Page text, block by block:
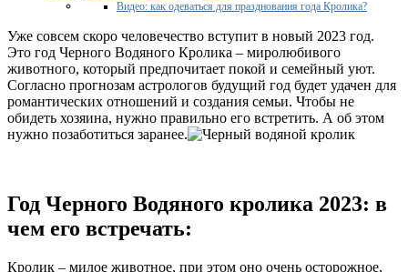
Видео: как одеваться для празднования года Кролика?
Уже совсем скоро человечество вступит в новый 2023 год.
Это год Черного Водяного Кролика – миролюбивого
животного, который предпочитает покой и семейный уют.
Согласно прогнозам астрологов будущий год будет удачен для
романтических отношений и создания семьи. Чтобы не
обидеть хозяина, нужно правильно его встретить. А об этом
нужно позаботиться заранее.
Год Черного Водяного кролика 2023: в
чем его встречать:
Кролик – милое животное, при этом оно очень осторожное,